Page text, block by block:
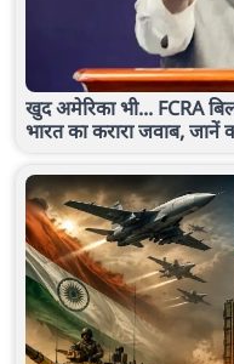
खुद अमेरिका भी... FCRA
भारत का करारा जवाब, जानें